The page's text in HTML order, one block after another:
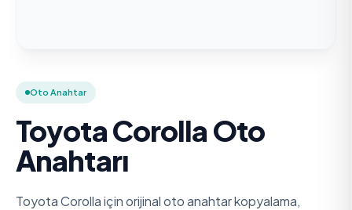
Oto Anahtar
Toyota Corolla Oto
Anahtarı
Toyota Corolla için orijinal oto anahtar kopyalama,